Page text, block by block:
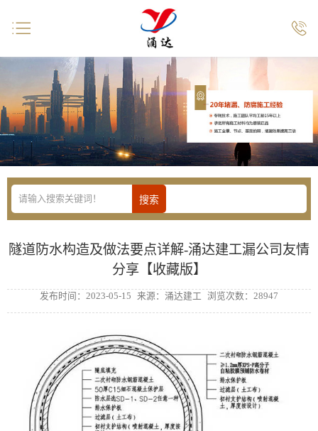
隧道防水构造及做法要点详解-涌达建工漏公司友情
分享【收藏版】
发布时间：2023-05-15 来源：涌达建工 浏览次数：28947
 